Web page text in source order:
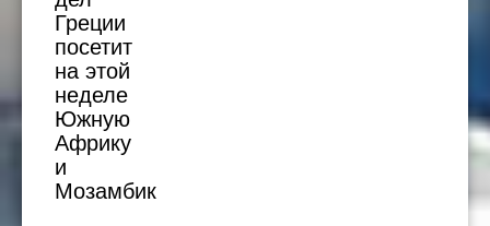
Греции
посетит
на этой
неделе
Южную
Африку
и
Мозамбик